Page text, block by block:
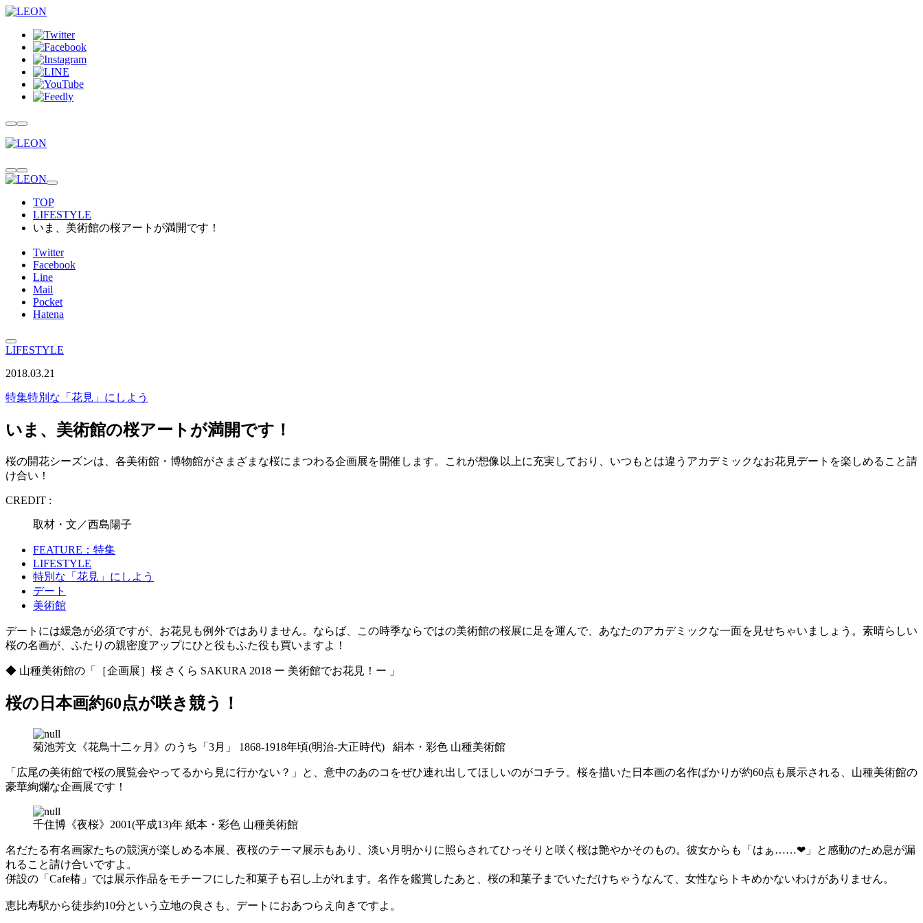
TOP
LIFESTYLE
いま、美術館の桜アートが満開です！
Twitter
Facebook
Line
Mail
Pocket
Hatena
LIFESTYLE
2018.03.21
特集特別な「花見」にしよう
いま、美術館の桜アートが満開です！
桜の開花シーズンは、各美術館・博物館がさまざまな桜にまつわる企画展を開催します。これが想像以上に充実しており、いつもとは違うアカデミックなお花見デートを楽しめること請
け合い！
CREDIT :
取材・文／西島陽子
FEATURE：特集
LIFESTYLE
特別な「花見」にしよう
デート
美術館
デートには緩急が必須ですが、お花見も例外ではありません。ならば、この時季ならではの美術館の桜展に足を運んで、あなたのアカデミックな一面を見せちゃいましょう。素晴らしい
桜の名画が、ふたりの親密度アップにひと役もふた役も買いますよ！
◆ 山種美術館の「［企画展］桜 さくら SAKURA 2018 ー 美術館でお花見！ー 」
桜の日本画約60点が咲き競う！
菊池芳文《花鳥十二ヶ月》のうち「3月」 1868-1918年頃(明治-大正時代) 絹本・彩色 山種美術館
「広尾の美術館で桜の展覧会やってるから見に行かない？」と、意中のあのコをぜひ連れ出してほしいのがコチラ。桜を描いた日本画の名作ばかりが約60点も展示される、山種美術館の
豪華絢爛な企画展です！
千住博《夜桜》2001(平成13)年 紙本・彩色 山種美術館
名だたる有名画家たちの競演が楽しめる本展、夜桜のテーマ展示もあり、淡い月明かりに照らされてひっそりと咲く桜は艶やかそのもの。彼女からも「はぁ……❤︎」と感動のため息が漏
れること請け合いですよ。
併設の「Cafe椿」では展示作品をモチーフにした和菓子も召し上がれます。名作を鑑賞したあと、桜の和菓子までいただけちゃうなんて、女性ならトキめかないわけがありません。
恵比寿駅から徒歩約10分という立地の良さも、デートにおあつらえ向きですよ。